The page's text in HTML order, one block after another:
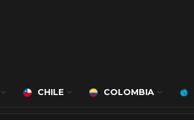
CHILE COLOMBIA